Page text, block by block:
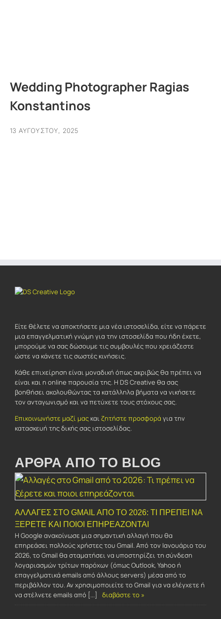
Wedding Photographer Ragias
Konstantinos
13 ΑΥΓΟΎΣΤΟΥ, 2025
Είτε θέλετε να αποκτήσετε μια νέα ιστοσελίδα, είτε να πάρετε
μια επαγγελματική γνώμη για την ιστοσελίδα που ήδη έχετε,
μπορούμε να σας δώσουμε τις συμβουλές που χρειάζεστε
ώστε να κάνετε τις σωστές κινήσεις.
Κάθε επιχείρηση είναι μοναδική όπως ακριβώς θα πρέπει να
είναι και η online παρουσία της. Η DS Creative θα σας
βοηθήσει ακολουθώντας τα κατάλληλα βήματα να νικήσετε
τον ανταγωνισμό και να πετύχετε τους στόχους σας.
Επικοινωνήστε μαζί μας και ζητήστε προσφορά για την
κατασκευή της δικής σας ιστοσελίδας.
ΑΡΘΡΑ ΑΠΟ ΤΟ BLOG
ΑΛΛΑΓΈΣ ΣΤΟ GMAIL ΑΠΌ ΤΟ 2026: ΤΙ ΠΡΈΠΕΙ ΝΑ
ΞΈΡΕΤΕ ΚΑΙ ΠΟΙΟΙ ΕΠΗΡΕΆΖΟΝΤΑΙ
Η Google ανακοίνωσε μια σημαντική αλλαγή που θα
επηρεάσει πολλούς χρήστες του Gmail. Από τον Ιανουάριο του
2026, το Gmail θα σταματήσει να υποστηρίζει τη σύνδεση
λογαριασμών τρίτων παρόχων (όπως Outlook, Yahoo ή
επαγγελματικά emails από άλλους servers) μέσα από το
περιβάλλον του. Αν χρησιμοποιείτε το Gmail για να ελέγχετε ή
να στέλνετε emails από [...]
διαβάστε το »